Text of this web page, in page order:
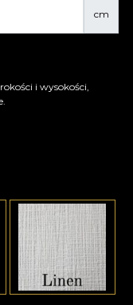
cm
i wysokości,